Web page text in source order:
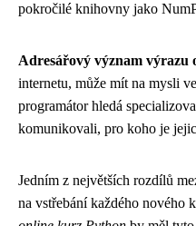
pokročilé knihovny jako
Adresářový význam výrazu
internetu, může mít na mysli
programátor hledá
komunikovali, pro koho je
Jedním z největších rozdílů
na vstřebání každého nového